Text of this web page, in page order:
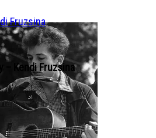
– Kendi Fruzsina